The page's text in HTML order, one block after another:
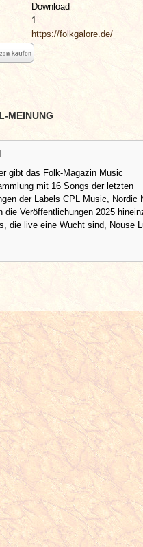
Download
1
https://folkgalore.de/
MEINUNG
gibt das Folk-Magazin Music
mit 16 Songs der letzten
der Labels CPL Music,
die Veröffentlichungen 2025
die live eine Wucht sind, Nouse